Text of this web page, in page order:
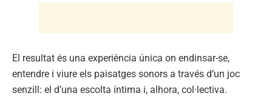
El resultat és una experiència única on endinsar-se,
entendre i viure els paisatges sonors a través d’un joc
senzill: el d’una escolta íntima i, alhora, col·lectiva.